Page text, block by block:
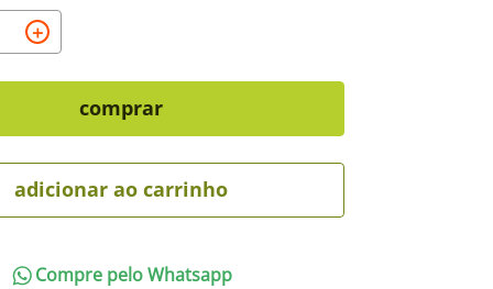
＋
comprar
adicionar ao carrinho
Compre pelo Whatsapp